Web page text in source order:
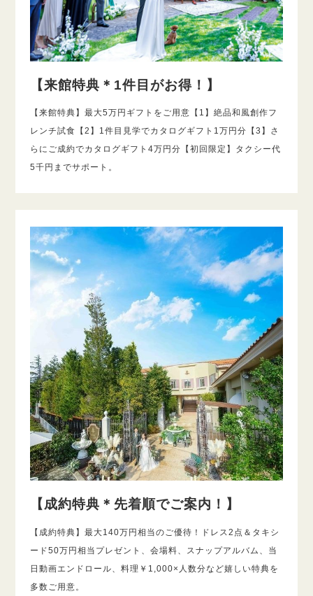
【来館特典＊1件目がお得！】
【来館特典】最大5万円ギフトをご用意【1】絶品和風創作フ
レンチ試食【2】1件目見学でカタログギフト1万円分【3】さ
らにご成約でカタログギフト4万円分【初回限定】タクシー代
5千円までサポート。
【成約特典＊先着順でご案内！】
【成約特典】最大140万円相当のご優待！ドレス2点＆タキシ
ード50万円相当プレゼント、会場料、スナップアルバム、当
日動画エンドロール、料理￥1,000×人数分など嬉しい特典を
多数ご用意。